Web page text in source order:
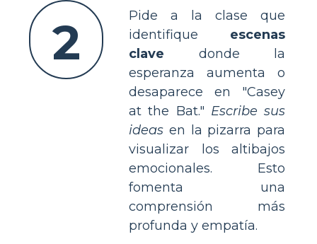
2
Pide a la clase que
identifique escenas
clave donde la
esperanza aumenta o
desaparece en "Casey
at the Bat." Escribe sus
ideas en la pizarra para
visualizar los altibajos
emocionales. Esto
fomenta una
comprensión más
profunda y empatía.